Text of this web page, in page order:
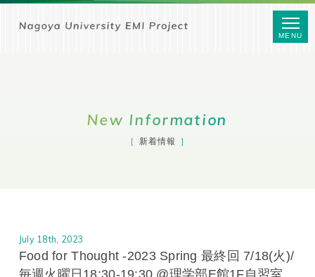
New Information
新着情報
July 18th, 2023
Food for Thought -2023 Spring 最終回 7/18(火)/
毎週火曜日18:30-19:30 @理学部E館1F自習室
MENU